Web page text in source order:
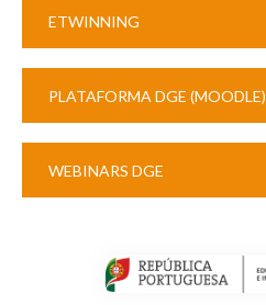
ETWINNING
PLATAFORMA DGE (MOODLE)
WEBINARS DGE